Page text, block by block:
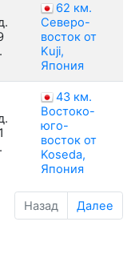
62 км.
Северо-
восток от
Kuji,
Япония
43 км.
Востоко-
юго-
восток от
Koseda,
Япония
Назад Далее